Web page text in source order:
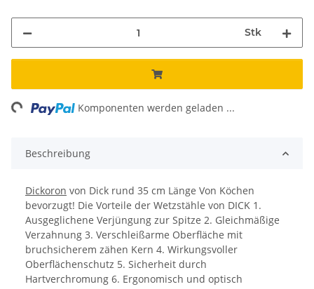
Stk
Komponenten werden geladen ...
Beschreibung
Dickoron von Dick rund 35 cm Länge Von Köchen
bevorzugt! Die Vorteile der Wetzstähle von DICK 1.
Ausgeglichene Verjüngung zur Spitze 2. Gleichmäßige
Verzahnung 3. Verschleißarme Oberfläche mit
bruchsicherem zähen Kern 4. Wirkungsvoller
Oberflächenschutz 5. Sicherheit durch
Hartverchromung 6. Ergonomisch und optisch